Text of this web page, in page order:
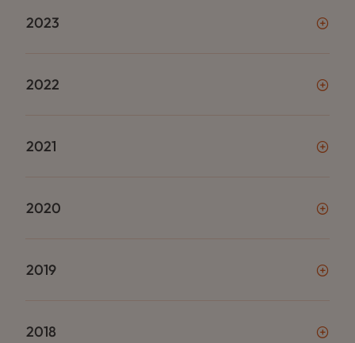
2023
2022
2021
2020
2019
2018